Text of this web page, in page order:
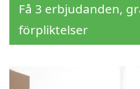
Få 3 erbjudanden,
förpliktelser